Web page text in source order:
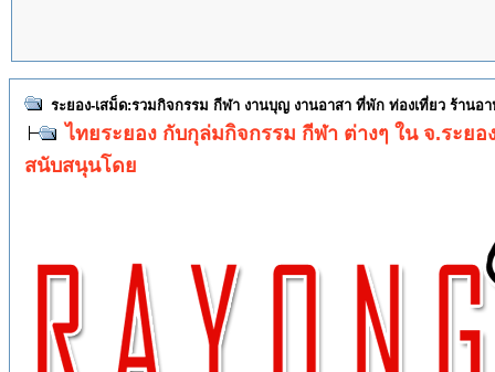
ระยอง-เสม็ด:รวมกิจกรรม กีฬา งานบุญ งานอาสา ที่พัก ท่องเที่ยว ร้านอ
ไทยระยอง กับกุล่มกิจกรรม กีฬา ต่างๆ ใน จ.ระยอ
สนับสนุนโดย